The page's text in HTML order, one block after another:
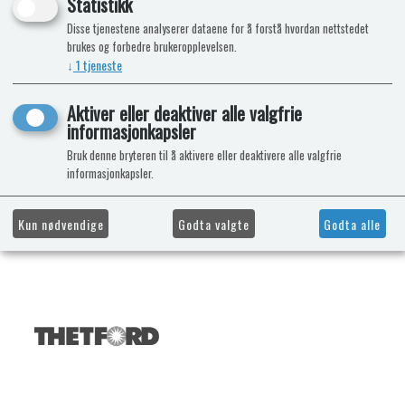
Disse tjenestene analyserer dataene for å forstå hvordan nettstedet
brukes og forbedre brukeropplevelsen.
↓ 1tjeneste
Aktiver eller deaktiver alle valgfrie
informasjonkapsler
Bruk denne bryteren til å aktivere eller deaktivere alle valgfrie
informasjonkapsler.
Kun nødvendige Godta valgte Godta alle